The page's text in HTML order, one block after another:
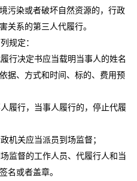
污染或者破坏自然资源的，行政
关系的第三人代履行。
规定：
行决定书应当载明当事人的姓名
据、方式和时间、标的、费用预
履行，当事人履行的，停止代履
机关应当派员到场监督；
监督的工作人员、代履行人和当
名或者盖章。